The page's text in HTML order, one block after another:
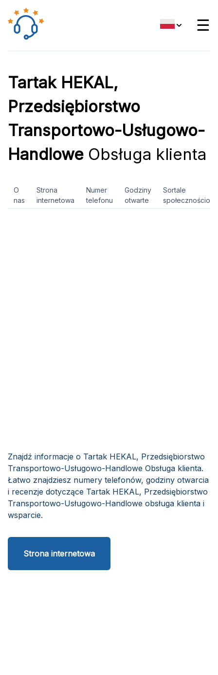
☰
Tartak HEKAL,
Przedsiębiorstwo
Transportowo-Usługowo-
Handlowe Obsługa klienta
O
nas
Strona
internetowa
Numer
telefonu
Godziny
otwarte
Sortale
Znajdź informacje o Tartak HEKAL, Przedsiębiorstwo
Transportowo-Usługowo-Handlowe Obsługa klienta.
Łatwo znajdziesz numery telefonów, godziny otwarcia
i recenzje dotyczące Tartak HEKAL, Przedsiębiorstwo
Transportowo-Usługowo-Handlowe obsługa klienta i
wsparcie.
Strona internetowa